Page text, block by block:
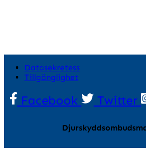
Datasekretess
Tillgänglighet
Facebook Twitter